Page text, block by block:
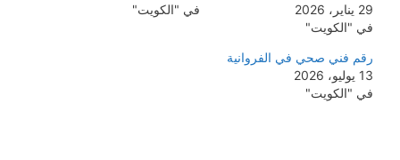
29 يناير، 2026
في "الكويت"
في "الكويت"
رقم فني صحي في الفروانية
13 يوليو، 2026
في "الكويت"